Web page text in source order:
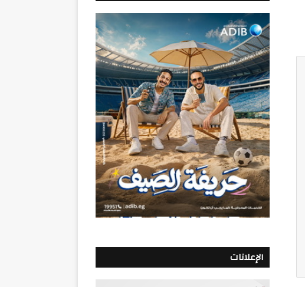
الإعلانات